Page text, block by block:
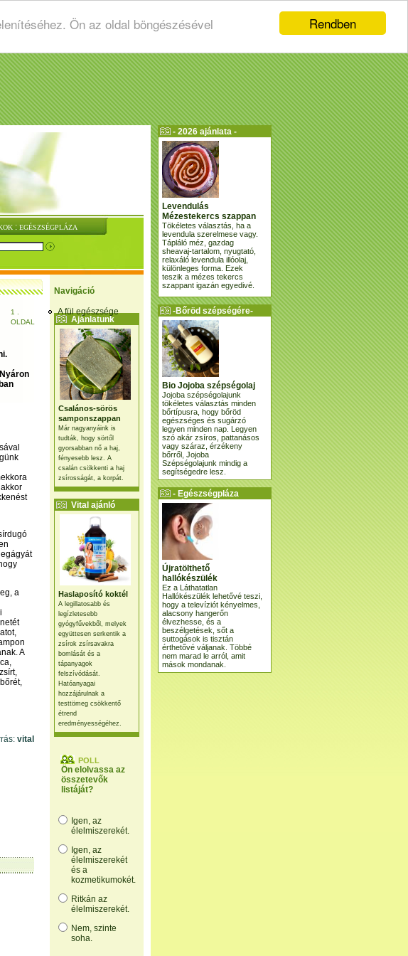
Rendben
Ön az oldal böngészésével
: EGÉSZSÉGPLÁZA
Navigáció
A fül egészsége
Ajánlatunk
Csalános-sörös
samponszappan
Már nagyanyáink is
tudták, hogy sörtől
gyorsabban nő a haj,
fényesebb lesz. A
csalán csökkenti a haj
zsírosságát, a korpát.
Vital ajánló
Haslaposító koktél
A legillatosabb és
legízletesebb
gyógyfűvekből, melyek
együttesen serkentik a
zsírok zsírsavakra
bomlását és a
tápanyagok
felszívódását.
Hatóanyagai
hozzájárulnak a
testtömeg csökkentő
étrend
eredményességéhez.
POLL
Ön elolvassa az
összetevők
listáját?
Igen, az
élelmiszerekét.
Igen, az
élelmiszerekét
és a
kozmetikumokét.
Ritkán az
élelmiszerekét.
Nem, szinte
soha.
1 .
OLDAL
a
A
vital
- 2026 ajánlata -
Levendulás
Mézestekercs szappan
Tökéletes választás, ha a
levendula szerelmese vagy.
Tápláló méz, gazdag
sheavaj-tartalom, nyugtató,
relaxáló levendula illóolaj,
különleges forma. Ezek
teszik a mézes tekercs
szappant igazán egyedivé.
-Bőröd szépségére-
Bio Jojoba szépségolaj
Jojoba szépségolajunk
tökéletes választás minden
bőrtípusra, hogy bőröd
egészséges és sugárzó
legyen minden nap. Legyen
szó akár zsíros, pattanásos
vagy száraz, érzékeny
bőrről, Jojoba
Szépségolajunk mindig a
segítségedre lesz.
- Egészségpláza
ajánlatunk -
Újratölthető
hallókészülék
Ez a Láthatatlan
Hallókészülék lehetővé teszi,
hogy a televíziót kényelmes,
alacsony hangerőn
élvezhesse, és a
beszélgetések, sőt a
suttogások is tisztán
érthetővé váljanak. Többé
nem marad le arról, amit
mások mondanak.